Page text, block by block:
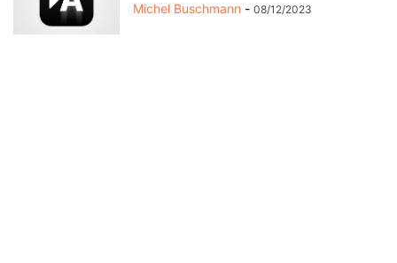
Michel Buschmann - 08/12/2023